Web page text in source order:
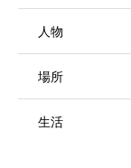
人物
場所
生活